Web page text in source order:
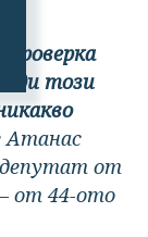
този
Атанас
от
от 44-ото